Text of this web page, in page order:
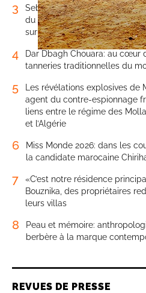
3
Sebta. Ces nouvelles
du régime militaire algérien
sur les réseaux sociaux
4
Dar Dbagh Chouara: au cœur
tanneries traditionnelles du
5
Les révélations explosives de
agent du contre-espionnage
liens entre le régime des
et l’Algérie
6
Miss Monde 2026: dans les
la candidate marocaine
7
«C’est notre résidence
Bouznika, des propriétaires
leurs villas
8
Peau et mémoire:
berbère à la marque
REVUES DE PRESSE